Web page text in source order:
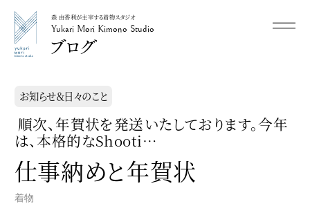
Yukari Mori Kimono Studio
森 由香利が主宰する着物スタジオ
Yukari Mori Kimono Studio メニュー
お知らせ＆日々のこと
順次、年賀状を発送いたしております。今年
は、本格的なShooti…
仕事納めと年賀状
着物